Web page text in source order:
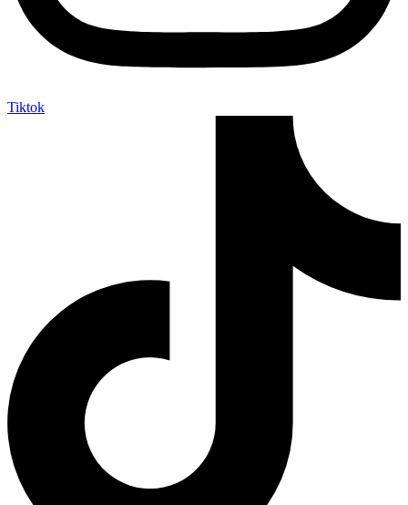
Tiktok